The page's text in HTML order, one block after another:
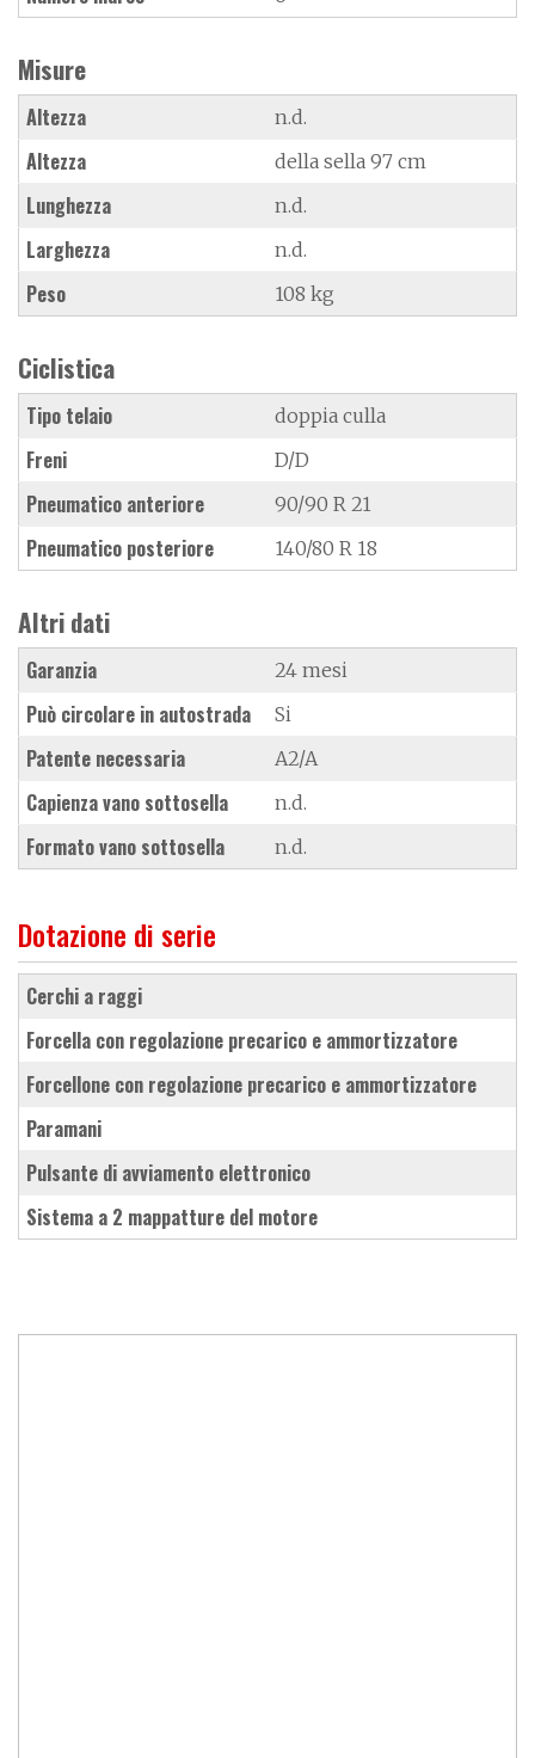
Misure
Altezza n.d.
Altezza della sella 97 cm
Lunghezza n.d.
Larghezza n.d.
Peso 108 kg
Ciclistica
Tipo telaio doppia culla
Freni D/D
Pneumatico anteriore 90/90 R 21
Pneumatico posteriore 140/80 R 18
Altri dati
Garanzia 24 mesi
Può circolare in autostrada Si
Patente necessaria A2/A
Capienza vano sottosella n.d.
Formato vano sottosella n.d.
Dotazione di serie
cerchi a raggi
forcella con regolazione precarico e ammortizzatore
forcellone con regolazione precarico e ammortizzatore
paramani
pulsante di avviamento elettronico
sistema a 2 mappatture del motore